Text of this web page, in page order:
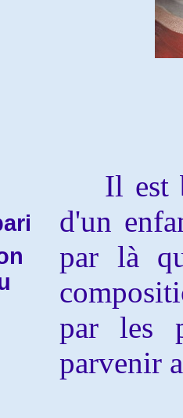
Il est
d'un
par là
par les
parvenir